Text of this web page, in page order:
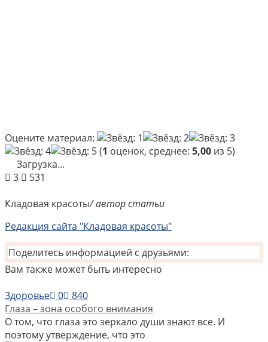
Оцените материал:
(1 оценок, среднее: 5,00 из 5)
Загрузка...
3
531
Кладовая красоты/ автор статьи
Редакция сайта "Кладовая красоты"
Поделитесь информацией с друзьями:
Вам также может быть интересно
Здоровье
0
840
Глаза – зона особого внимания
О том, что глаза это зеркало души знают все. И
поэтому утверждение, что это